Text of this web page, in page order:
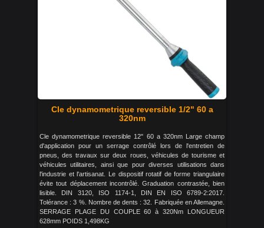
Cle dynamometrique reversible 1/2" 60 a
320nm
Cle dynamometrique reversible 12" 60 a 320nm Large champ
d'application pour un serrage contrôlé lors de l'entretien de
pneus, des travaux sur deux roues, véhicules de tourisme et
véhicules utilitaires, ainsi que pour diverses utilisations dans
l'industrie et l'artisanat. Le dispositif rotatif de forme triangulaire
évite tout déplacement incontrôlé. Graduation contrastée, bien
lisible. DIN 3120, ISO 1174-1, DIN EN ISO 6789-2:2017.
Tolérance : 3 %. Nombre de dents : 32. Fabriquée en Allemagne.
SERRAGE PLAGE DU COUPLE 60 à 320Nm LONGUEUR
628mm POIDS 1,498KG